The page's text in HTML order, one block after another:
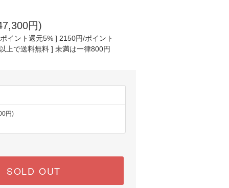
円)
イント還元5% ] 2150円/ポイント
上で送料無料 ] 未満は一律800円
円)
SOLD OUT